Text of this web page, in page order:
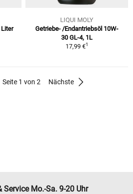
Liter
LIQUI MOLY
Getriebe- /Endantriebsöl 10W-
30 GL-4, 1L
17,99 €1
Seite 1 von 2 Nächste
Service Mo.-Sa. 9-20 Uhr